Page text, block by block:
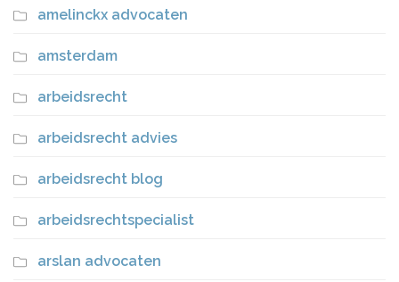
amelinckx advocaten
amsterdam
arbeidsrecht
arbeidsrecht advies
arbeidsrecht blog
arbeidsrechtspecialist
arslan advocaten